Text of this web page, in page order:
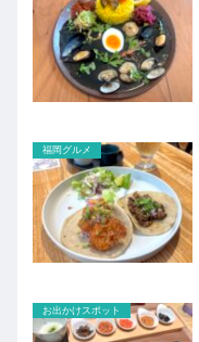
福岡グルメ
お出かけスポット